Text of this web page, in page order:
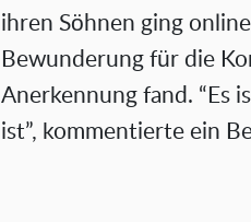
ihren Söhnen ging
Bewunderung für die
Anerkennung fand. “Es
ist”, kommentierte ein